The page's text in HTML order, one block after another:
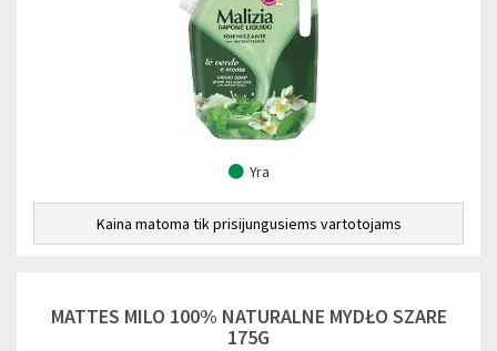
Yra
Kaina matoma tik prisijungusiems vartotojams
MATTES MILO 100% NATURALNE MYDŁO SZARE
175G